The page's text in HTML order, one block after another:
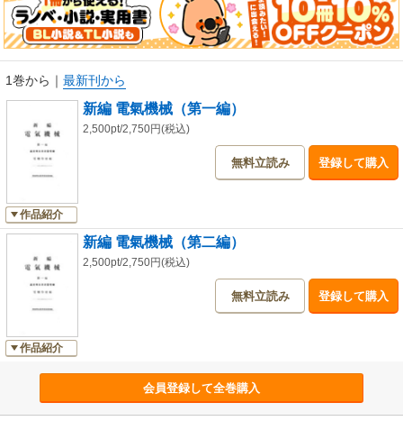
1巻から ｜ 最新刊から
作品紹介
新編 電氣機械（第一編）
2,500pt/2,750円(税込)
無料立読み 登録して購入
作品紹介
新編 電氣機械（第二編）
2,500pt/2,750円(税込)
無料立読み 登録して購入
会員登録して全巻購入